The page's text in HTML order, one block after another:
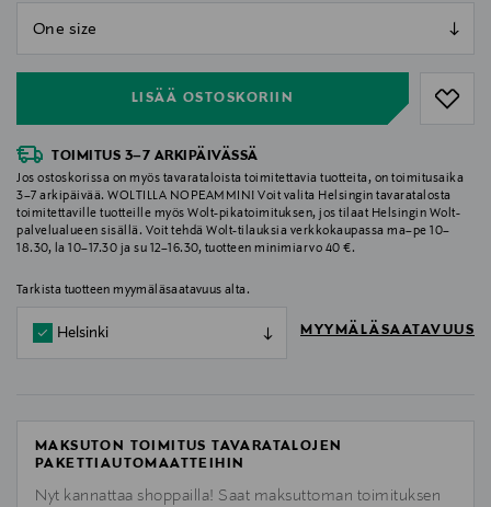
LISÄÄ OSTOSKORIIN
null
TOIMITUS 3–7 ARKIPÄIVÄSSÄ
Jos ostoskorissa on myös tavarataloista toimitettavia tuotteita, on toimitusaika
3–7 arkipäivää. WOLTILLA NOPEAMMIN! Voit valita Helsingin tavaratalosta
toimitettaville tuotteille myös Wolt-pikatoimituksen, jos tilaat Helsingin Wolt-
palvelualueen sisällä. Voit tehdä Wolt-tilauksia verkkokaupassa ma–pe 10–
18.30, la 10–17.30 ja su 12–16.30, tuotteen minimiarvo 40 €.
Tarkista tuotteen myymäläsaatavuus alta.
Helsinki MYYMÄLÄSAATAVUUS
MAKSUTON TOIMITUS TAVARATALOJEN
PAKETTIAUTOMAATTEIHIN
Nyt kannattaa shoppailla! Saat maksuttoman toimituksen